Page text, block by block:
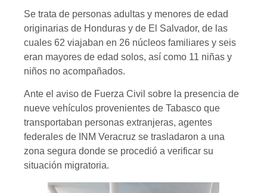
Se trata de personas adultas y menores de edad
originarias de Honduras y de El Salvador, de las
cuales 62 viajaban en 26 núcleos familiares y seis
eran mayores de edad solos, así como 11 niñas y
niños no acompañados.
Ante el aviso de Fuerza Civil sobre la presencia de
nueve vehículos provenientes de Tabasco que
transportaban personas extranjeras, agentes
federales de INM Veracruz se trasladaron a una
zona segura donde se procedió a verificar su
situación migratoria.